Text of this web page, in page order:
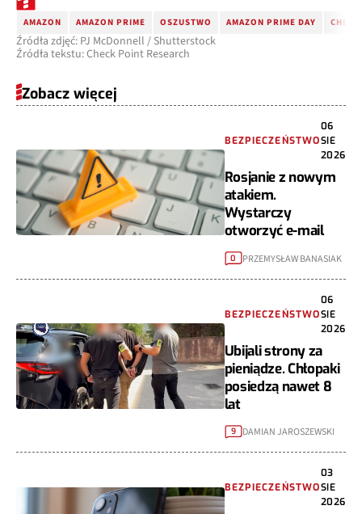
AMAZON AMAZON PRIME OSZUSTWO AMAZON PRIME DAY
Źródła zdjęć: PJ McDonnell / Shutterstock
Źródła tekstu: Check Point Research
Zobacz więcej
BEZPIECZEŃSTWO
06
SIE
2026
Rosjanie z nowym
atakiem.
Wystarczy
otworzyć e-mail
0 PRZEMYSŁAW BANASIAK
BEZPIECZEŃSTWO
06
SIE
2026
Ubijali strony za
pieniądze. Chłopaki
posiedzą nawet 8
lat
9 DAMIAN JAROSZEWSKI
BEZPIECZEŃSTWO
03
SIE
2026